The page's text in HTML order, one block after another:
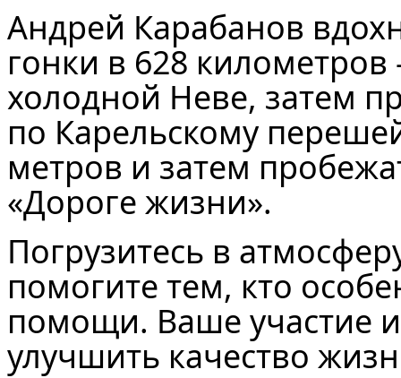
Андрей Карабанов
гонки в 628
холодной Неве, затем
по Карельскому
метров и затем
«Дороге жизни».
Погрузитесь в
помогите тем, кто
помощи. Ваше участие
улучшить качество